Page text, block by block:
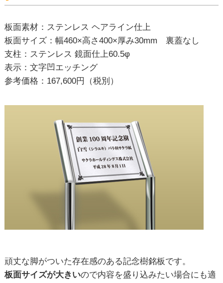
板面素材：ステンレス ヘアライン仕上
板面サイズ：幅460×高さ400×厚み30mm 裏蓋なし
支柱：ステンレス 鏡面仕上60.5φ
表示：文字凹エッチング
参考価格：167,600円（税別）
頑丈な脚がついた存在感のある記念樹銘板です。
板面サイズが大きいので内容を盛り込みたい場合にも適